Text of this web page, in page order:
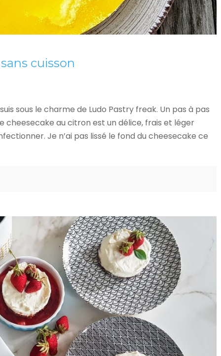
cuisson
sous le charme de Ludo Pastry freak. Un pas à pas
cheesecake au citron est un délice, frais et léger
Je n’ai pas lissé le fond du cheesecake ce